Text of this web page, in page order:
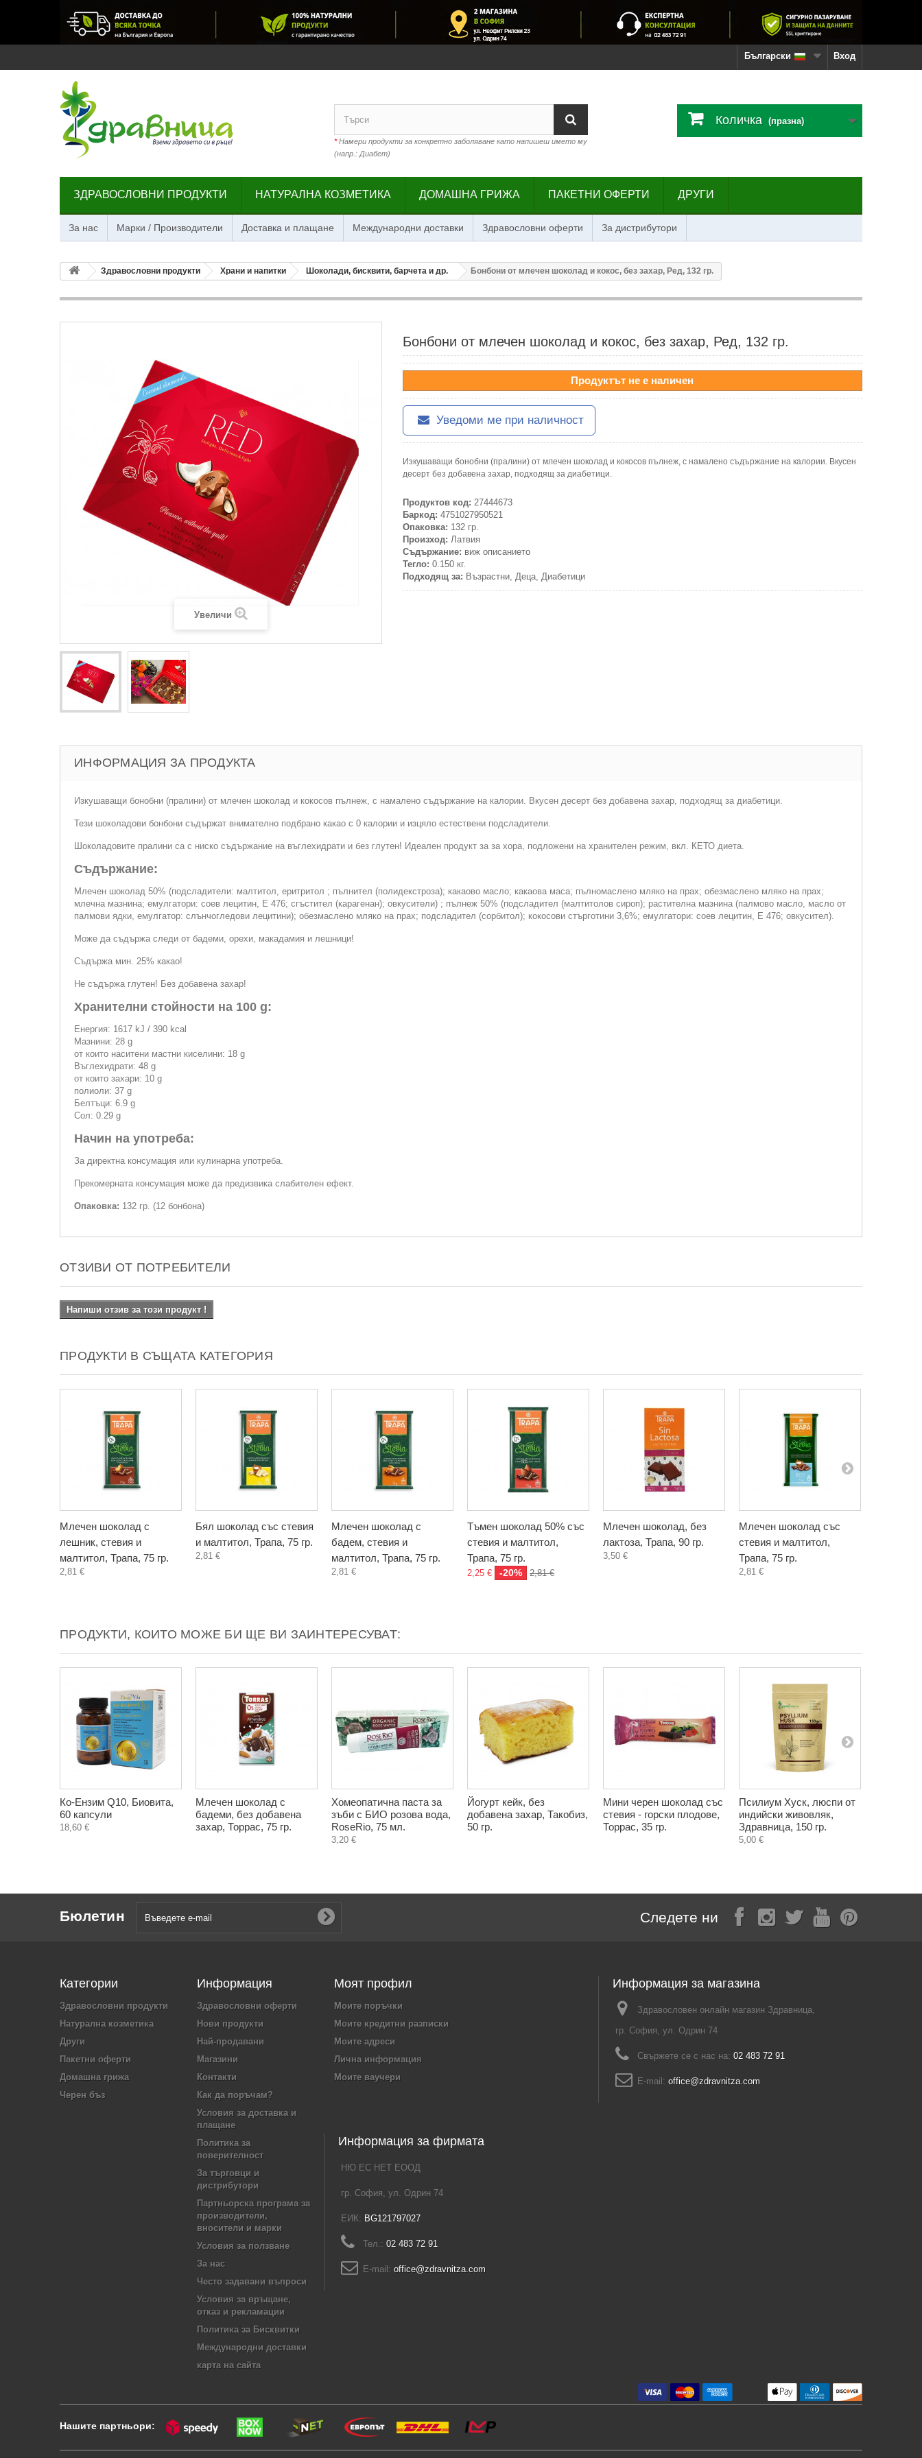
Вход
Български
*Намери продукти за конкретно заболяване като напишеш името му
(напр.: Диабет)
Количка (празна)
ЗДРАВОСЛОВНИ ПРОДУКТИ НАТУРАЛНА КОЗМЕТИКА ДОМАШНА ГРИЖА ПАКЕТНИ ОФЕРТИ ДРУГИ
За нас Марки / Производители Доставка и плащане Международни доставки Здравословни оферти За дистрибутори
Здравословни продукти Храни и напитки Шоколади, бисквити, барчета и др. Бонбони от млечен шоколад и кокос, без захар, Ред, 132 гр.
Увеличи
Бонбони от млечен шоколад и кокос, без захар, Ред, 132 гр.
Продуктът не е наличен
Уведоми ме при наличност
Изкушаващи бонобни (пралини) от млечен шоколад и кокосов пълнеж, с намалено съдържание на калории. Вкусен
десерт без добавена захар, подходящ за диабетици.
Продуктов код: 27444673
Баркод: 4751027950521
Опаковка: 132 гр.
Произход: Латвия
Съдържание: виж описанието
Тегло: 0.150 кг.
Подходящ за: Възрастни, Деца, Диабетици
ИНФОРМАЦИЯ ЗА ПРОДУКТА
Изкушаващи бонобни (пралини) от млечен шоколад и кокосов пълнеж, с намалено съдържание на калории. Вкусен десерт без добавена захар, подходящ за диабетици.
Тези шоколадови бонбони съдържат внимателно подбрано какао с 0 калории и изцяло естествени подсладители.
Шоколадовите пралини са с ниско съдържание на въглехидрати и без глутен! Идеален продукт за за хора, подложени на хранителен режим, вкл. КЕТО диета.
Съдържание:
Млечен шоколад 50% (подсладители: малтитол, еритритол ; пълнител (полидекстроза); какаово масло; какаова маса; пълномаслено мляко на прах; обезмаслено мляко на прах;
млечна мазнина; емулгатори: соев лецитин, Е 476; сгъстител (карагенан); овкусители) ; пълнеж 50% (подсладител (малтитолов сироп); растителна мазнина (палмово масло, масло от
палмови ядки, емулгатор: слънчогледови лецитини); обезмаслено мляко на прах; подсладител (сорбитол); кокосови стърготини 3,6%; емулгатори: соев лецитин, Е 476; овкусител).
Може да съдържа следи от бадеми, орехи, макадамия и лешници!
Съдържа мин. 25% какао!
Не съдържа глутен! Без добавена захар!
Хранителни стойности на 100 g:
Енергия: 1617 kJ / 390 kcal
Мазнини: 28 g
от които наситени мастни киселини: 18 g
Въглехидрати: 48 g
от които захари: 10 g
полиоли: 37 g
Белтъци: 6.9 g
Сол: 0.29 g
Начин на употреба:
За директна консумация или кулинарна употреба.
Прекомерната консумация може да предизвика слабителен ефект.
Опаковка: 132 гр. (12 бонбона)
ОТЗИВИ ОТ ПОТРЕБИТЕЛИ
Напиши отзив за този продукт !
ПРОДУКТИ В СЪЩАТА КАТЕГОРИЯ
Млечен шоколад с
лешник, стевия и
малтитол, Трапа, 75 гр.
2,81 €
Бял шоколад със стевия
и малтитол, Трапа, 75 гр.
2,81 €
Млечен шоколад с
бадем, стевия и
малтитол, Трапа, 75 гр.
2,81 €
Тъмен шоколад 50% със
стевия и малтитол,
Трапа, 75 гр.
2,25 € -20% 2,81 €
Млечен шоколад, без
лактоза, Трапа, 90 гр.
3,50 €
Млечен шоколад със
стевия и малтитол,
Трапа, 75 гр.
2,81 €
ПРОДУКТИ, КОИТО МОЖЕ БИ ЩЕ ВИ ЗАИНТЕРЕСУВАТ:
Ко-Ензим Q10, Биовита,
60 капсули
18,60 €
Млечен шоколад с
бадеми, без добавена
захар, Торрас, 75 гр.
Хомеопатична паста за
зъби с БИО розова вода,
RoseRio, 75 мл.
3,20 €
Йогурт кейк, без
добавена захар, Такобиз,
50 гр.
Мини черен шоколад със
стевия - горски плодове,
Торрас, 35 гр.
Псилиум Хуск, люспи от
индийски живовляк,
Здравница, 150 гр.
5,00 €
Бюлетин Следете ни
Категории
Здравословни продукти
Натурална козметика
Други
Пакетни оферти
Домашна грижа
Черен бъз
Информация
Здравословни оферти
Нови продукти
Най-продавани
Магазини
Контакти
Как да поръчам?
Условия за доставка и
плащане
Политика за
поверителност
За търговци и
дистрибутори
Партньорска програма за
производители,
вносители и марки
Условия за ползване
За нас
Често задавани въпроси
Условия за връщане,
отказ и рекламации
Политика за Бисквитки
Международни доставки
карта на сайта
Моят профил
Моите поръчки
Моите кредитни разписки
Моите адреси
Лична информация
Моите ваучери
Информация за магазина
Здравословен онлайн магазин Здравница,
гр. София, ул. Одрин 74
Свържете се с нас на: 02 483 72 91
E-mail: office@zdravnitza.com
Информация за фирмата
НЮ ЕС НЕТ ЕООД
гр. София, ул. Одрин 74
ЕИК: BG121797027
Тел.: 02 483 72 91
E-mail: office@zdravnitza.com
Нашите партньори: